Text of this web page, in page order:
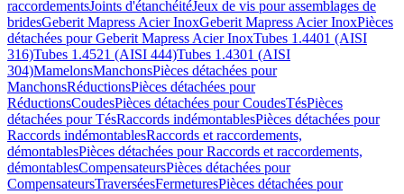
raccordementsJoints d'étanchéitéJeux de vis pour assemblages de
bridesGeberit Mapress Acier InoxGeberit Mapress Acier InoxPièces
détachées pour Geberit Mapress Acier InoxTubes 1.4401 (AISI
316)Tubes 1.4521 (AISI 444)Tubes 1.4301 (AISI
304)MamelonsManchonsPièces détachées pour
ManchonsRéductionsPièces détachées pour
RéductionsCoudesPièces détachées pour CoudesTésPièces
détachées pour TésRaccords indémontablesPièces détachées pour
Raccords indémontablesRaccords et raccordements,
démontablesPièces détachées pour Raccords et raccordements,
démontablesCompensateursPièces détachées pour
CompensateursTraverséesFermeturesPièces détachées pour